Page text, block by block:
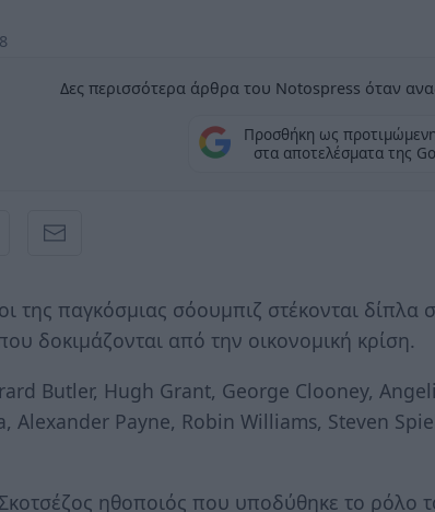
Δες περισσότερα άρθρα του Notospress όταν
Προσθήκη ως
στα αποτελέσματα της
της παγκόσμιας σόουμπιζ στέκονται δίπλα
δοκιμάζονται από την οικονομική κρίση.
Butler, Hugh Grant, George Clooney,
Alexander Payne, Robin Williams, Steven
ηθοποιός που υποδύθηκε το ρόλο